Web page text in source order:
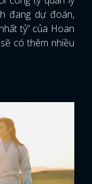
đang dự đoán,
tỷ” của Hoan
có thêm nhiều